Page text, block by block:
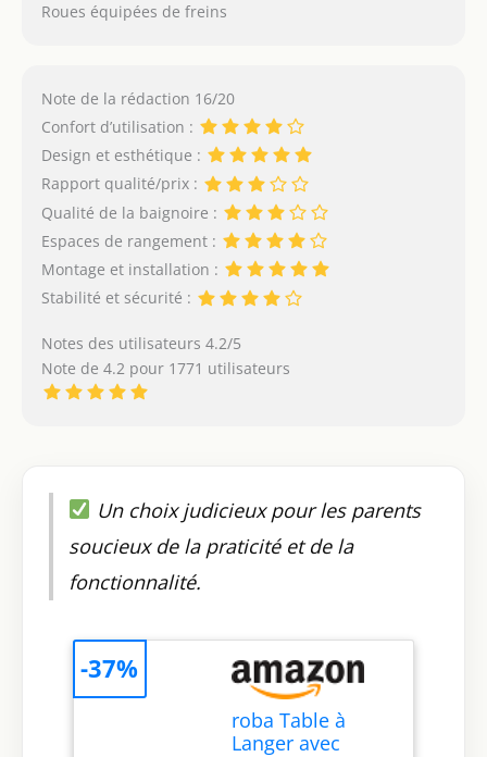
Roues équipées de freins
Note de la rédaction 16/20
Confort d’utilisation :
Design et esthétique :
Rapport qualité/prix :
Qualité de la baignoire :
Espaces de rangement :
Montage et installation :
Stabilité et sécurité :
Notes des utilisateurs 4.2/5
Note de 4.2 pour 1771 utilisateurs
Un choix judicieux pour les parents
soucieux de la praticité et de la
fonctionnalité.
roba Table à
Langer avec
-37%